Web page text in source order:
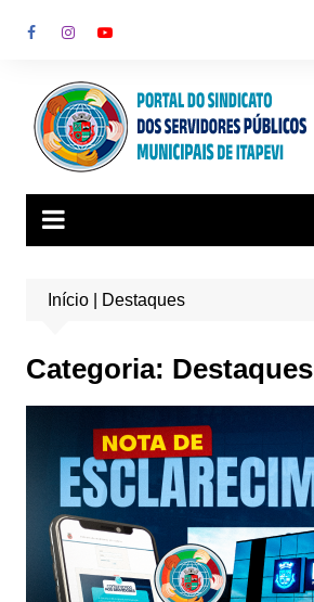
para
conteúdo
Início| Destaques
Categoria: Destaques